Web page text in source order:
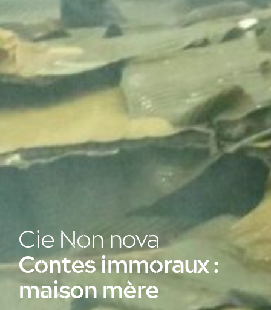
Cie Non nova
Contes immoraux :
maison mère